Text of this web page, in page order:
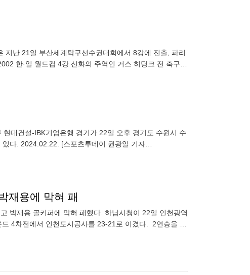
지난 21일 부산세계탁구선수권대회에서 8강에 진출, 파리
한·일 월드컵 4강 신화의 주역인 거스 히딩크 전 축구대
대건설-IBK기업은행 경기가 22일 오후 경기도 수원시 수
다. 2024.02.22. [스포츠투데이 권광일 기자
재용에 막혀 패
박재용 골키퍼에 막혀 패했다. 하남시청이 22일 인천광역
4차전에서 인천도시공사를 23-21로 이겼다. 2연승을 거